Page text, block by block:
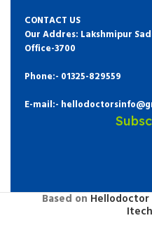
CONTACT US
Our Addres: Lakshmipur
Office-3700
Phone:- 01325-829559
E-mail:-
Based onHellodoctor